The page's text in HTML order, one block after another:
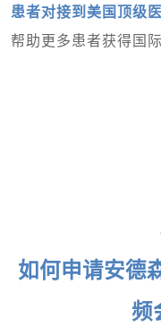
患者对接到美国顶级
帮助更多患者获得国
如何申请安德
频